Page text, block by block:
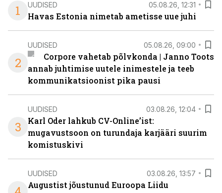
1
UUDISED 05.08.26, 12:31
Havas Estonia nimetab ametisse uue juhi
2
UUDISED 05.08.26, 09:00
Corpore vahetab põlvkonda | Janno Toots
annab juhtimise uutele inimestele ja teeb
kommunikatsioonist pika pausi
3
UUDISED 03.08.26, 12:04
Karl Oder lahkub CV-Online’ist:
mugavustsoon on turundaja karjääri suurim
komistuskivi
UUDISED 03.08.26, 13:57
Augustist jõustunud Euroopa Liidu